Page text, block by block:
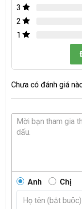
3
2
1
Chưa có đánh giá
Anh Chị